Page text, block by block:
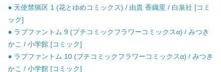
● 天使禁猟区 1 (花とゆめコミックス) / 由貴 香織里 / 白泉社 [コミ
ック]
● ラブファントム 9 (プチコミックフラワーコミックスα) / みつき
かこ / 小学館 [コミック]
● ラブファントム 10 (プチコミックフラワーコミックスα) / みつき
かこ / 小学館 [コミック]